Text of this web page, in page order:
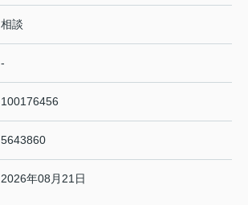
相談
-
100176456
5643860
2026年08月21日